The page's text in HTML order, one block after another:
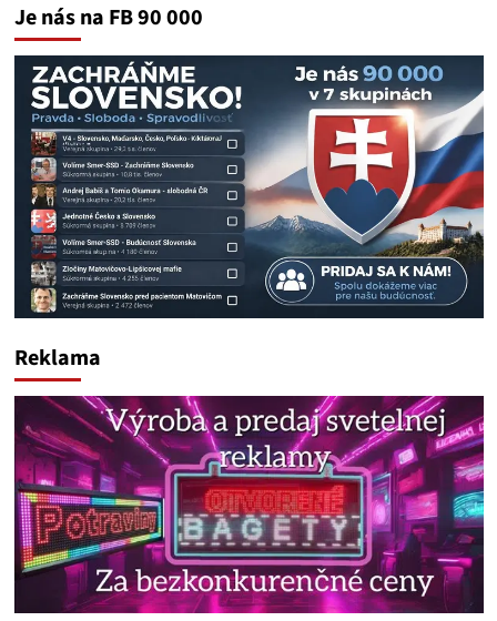
Je nás na FB 90 000
Reklama